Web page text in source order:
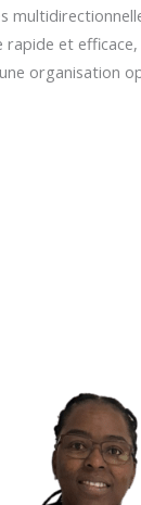
rapide et
une organisation